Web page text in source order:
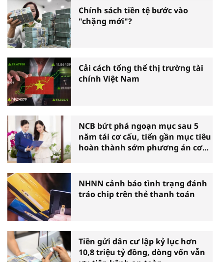
Chính sách tiền tệ bước vào
"chặng mới"?
Cải cách tổng thể thị trường tài
chính Việt Nam
NCB bứt phá ngoạn mục sau 5
năm tái cơ cấu, tiến gần mục tiêu
hoàn thành sớm phương án cơ
NHNN cảnh báo tình trạng đánh
tráo chip trên thẻ thanh toán
Tiền gửi dân cư lập kỷ lục hơn
10,8 triệu tỷ đồng, dòng vốn vẫn